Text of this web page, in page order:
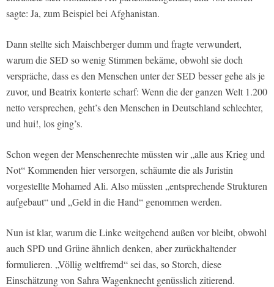
sagte: Ja, zum Beispiel bei Afghanistan.
Dann stellte sich Maischberger dumm und fragte verwundert,
warum die SED so wenig Stimmen bekäme, obwohl sie doch
verspräche, dass es den Menschen unter der SED besser gehe als je
zuvor, und Beatrix konterte scharf: Wenn die der ganzen Welt 1.200
netto versprechen, geht’s den Menschen in Deutschland schlechter,
und hui!, los ging’s.
Schon wegen der Menschenrechte müssten wir „alle aus Krieg und
Not“ Kommenden hier versorgen, schäumte die als Juristin
vorgestellte Mohamed Ali. Also müssten „entsprechende Strukturen
aufgebaut“ und „Geld in die Hand“ genommen werden.
Nun ist klar, warum die Linke weitgehend außen vor bleibt, obwohl
auch SPD und Grüne ähnlich denken, aber zurückhaltender
formulieren. „Völlig weltfremd“ sei das, so Storch, diese
Einschätzung von Sahra Wagenknecht genüsslich zitierend.